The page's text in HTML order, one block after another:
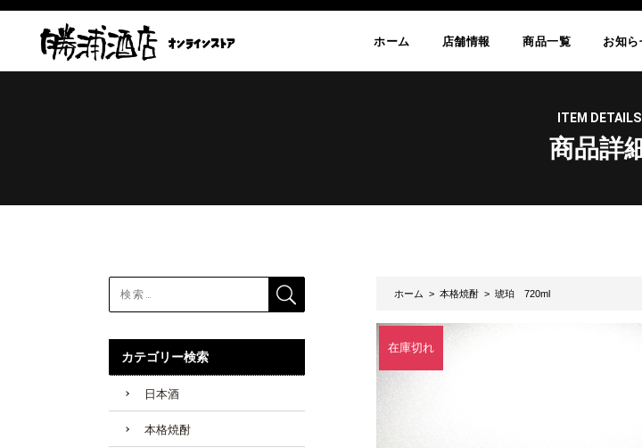
ホーム 店舗情報 商品一覧 お知ら
ITEM DETAILS
商品詳
ホーム > 本格焼酎> 琥珀 720ml
在庫切れ
カテゴリー検索
日本酒
本格焼酎